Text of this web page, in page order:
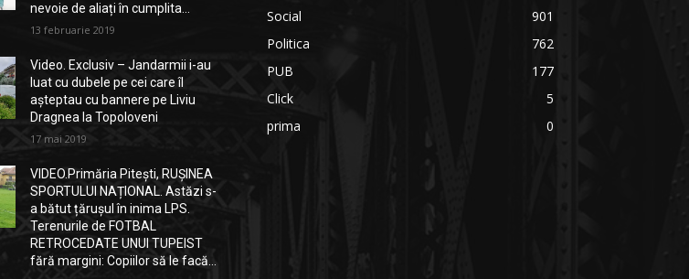
nevoie de aliați în cumplita...
13 februarie 2019
Video. Exclusiv – Jandarmii i-au
luat cu dubele pe cei care îl
așteptau cu bannere pe Liviu
Dragnea la Topoloveni
17 mai 2019
VIDEO.Primăria Pitești, RUȘINEA
SPORTULUI NAȚIONAL. Astăzi s-
a bătut țărușul în inima LPS.
Terenurile de FOTBAL
RETROCEDATE UNUI TUPEIST
fără margini: Copiilor să le facă...
Social
901
Politica
762
PUB
177
Click
5
prima
0